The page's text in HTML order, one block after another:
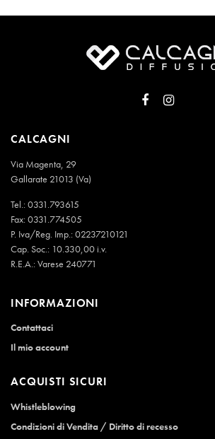
CALCAGNI
Via Magenta, 29
Gallarate 21013 (Va)
Tel.:0331.793615
Fax: 0331.774505
P. Iva/Reg. Imp.: 02237210121
Cap. Soc.: 10.330,00 i.v.
R.E.A.: Varese 240771
INFORMAZIONI
Contattaci
Il mio account
ACQUISTI SICURI
Whistleblowing
Condizioni di Vendita / Diritto di recesso